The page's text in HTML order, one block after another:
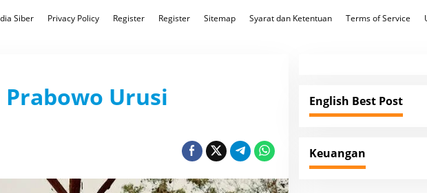
Siber Privacy Policy Register Register Sitemap Syarat dan Ketentuan Terms of Service
Urusi
English Best Post
Keuangan